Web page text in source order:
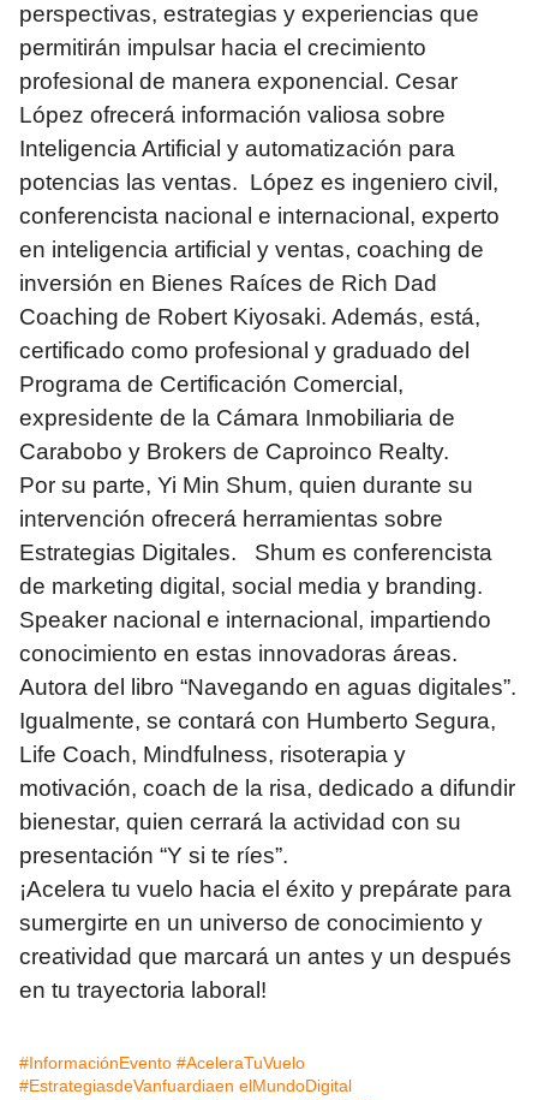
perspectivas, estrategias y experiencias que
permitirán impulsar hacia el crecimiento
profesional de manera exponencial. Cesar
López ofrecerá información valiosa sobre
Inteligencia Artificial y automatización para
potencias las ventas. López es ingeniero civil,
conferencista nacional e internacional, experto
en inteligencia artificial y ventas, coaching de
inversión en Bienes Raíces de Rich Dad
Coaching de Robert Kiyosaki. Además, está,
certificado como profesional y graduado del
Programa de Certificación Comercial,
expresidente de la Cámara Inmobiliaria de
Carabobo y Brokers de Caproinco Realty.
Por su parte, Yi Min Shum, quien durante su
intervención ofrecerá herramientas sobre
Estrategias Digitales. Shum es conferencista
de marketing digital, social media y branding.
Speaker nacional e internacional, impartiendo
conocimiento en estas innovadoras áreas.
Autora del libro “Navegando en aguas digitales”.
Igualmente, se contará con Humberto Segura,
Life Coach, Mindfulness, risoterapia y
motivación, coach de la risa, dedicado a difundir
bienestar, quien cerrará la actividad con su
presentación “Y si te ríes”.
¡Acelera tu vuelo hacia el éxito y prepárate para
sumergirte en un universo de conocimiento y
creatividad que marcará un antes y un después
en tu trayectoria laboral!
#InformaciónEvento #AceleraTuVuelo
#EstrategiasdeVanfuardiaen elMundoDigital